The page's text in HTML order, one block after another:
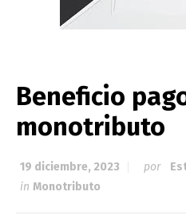
Beneficio
monotributo
19 diciembre, 2023 por
in Monotributo